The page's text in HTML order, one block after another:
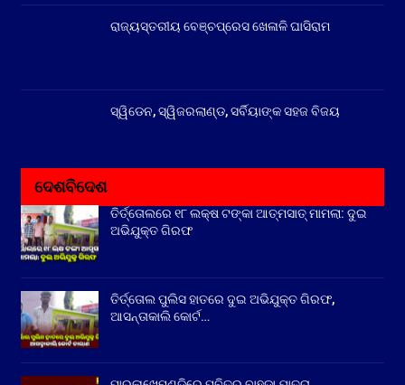
ରାଜ୍ୟସ୍ତରୀୟ ବେଞ୍ଚପ୍ରେସ ଖେଳାଳି ଘାସିରାମ
ସ୍ୱିଡେନ, ସ୍ୱିଜରଲାଣ୍ଡ, ସର୍ବିୟାଙ୍କ ସହଜ ବିଜୟ
ଦେଶବିଦେଶ
ତିର୍ତ୍ତୋଲରେ ୧୮ ଲକ୍ଷ ଟଙ୍କା ଆତ୍ମସାତ୍ ମାମଲା: ଦୁଇ
ଅଭିଯୁକ୍ତ ଗିରଫ
ତିର୍ତ୍ତୋଲ ପୁଲିସ ହାତରେ ଦୁଇ ଅଭିଯୁକ୍ତ ଗିରଫ,
ଆସନ୍ତାକାଲି କୋର୍ଟ…